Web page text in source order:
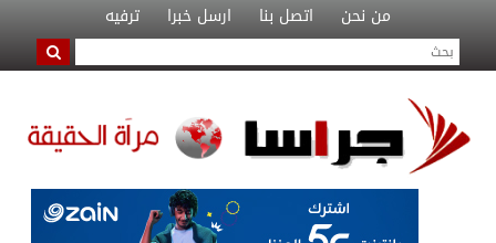
من نحن اتصل بنا ارسل خبرا ترفيه